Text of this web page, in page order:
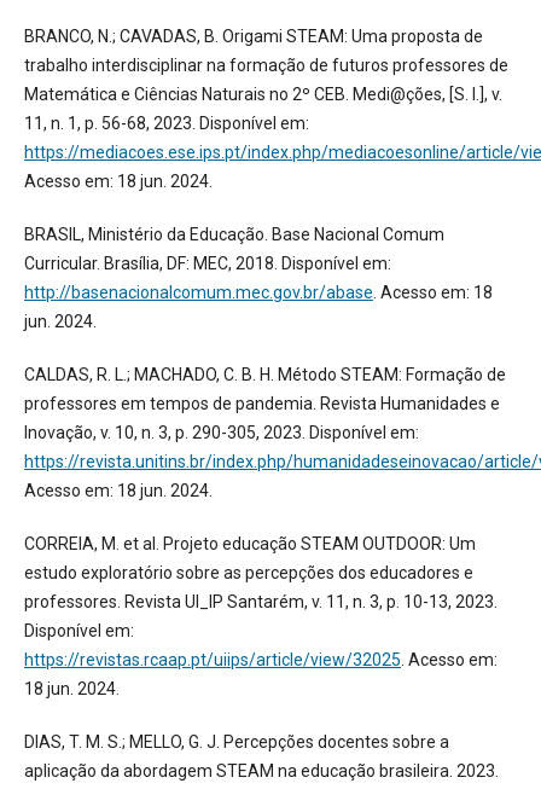
BRANCO, N.; CAVADAS, B. Origami STEAM: Uma proposta de
trabalho interdisciplinar na formação de futuros professores de
Matemática e Ciências Naturais no 2º CEB. Medi@ções, [S. l.], v.
11, n. 1, p. 56-68, 2023. Disponível em:
https://mediacoes.ese.ips.pt/index.php/mediacoesonline/article/
Acesso em: 18 jun. 2024.
BRASIL, Ministério da Educação. Base Nacional Comum
Curricular. Brasília, DF: MEC, 2018. Disponível em:
http://basenacionalcomum.mec.gov.br/abase . Acesso em: 18
jun. 2024.
CALDAS, R. L.; MACHADO, C. B. H. Método STEAM: Formação de
professores em tempos de pandemia. Revista Humanidades e
Inovação, v. 10, n. 3, p. 290-305, 2023. Disponível em:
https://revista.unitins.br/index.php/humanidadeseinovacao/
Acesso em: 18 jun. 2024.
CORREIA, M. et al. Projeto educação STEAM OUTDOOR: Um
estudo exploratório sobre as percepções dos educadores e
professores. Revista UI_IP Santarém, v. 11, n. 3, p. 10-13, 2023.
Disponível em:
https://revistas.rcaap.pt/uiips/article/view/32025 . Acesso em:
18 jun. 2024.
DIAS, T. M. S.; MELLO, G. J. Percepções docentes sobre a
aplicação da abordagem STEAM na educação brasileira. 2023.